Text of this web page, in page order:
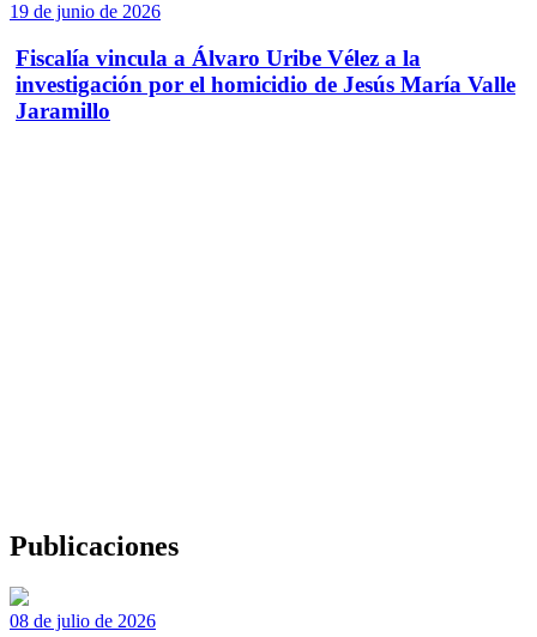
19 de junio de 2026
Fiscalía vincula a Álvaro Uribe Vélez a la
investigación por el homicidio de Jesús María Valle
Jaramillo
Publicaciones
08 de julio de 2026